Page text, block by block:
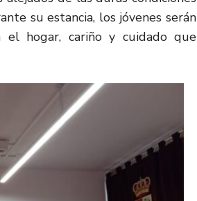
su estancia, los jóvenes serán
el hogar, cariño y cuidado que